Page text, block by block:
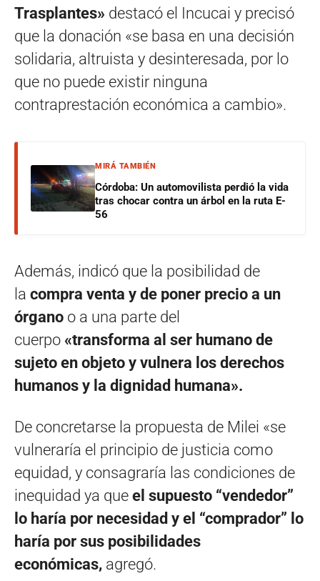
Trasplantes» destacó el Incucai y precisó
que la donación «se basa en una decisión
solidaria, altruista y desinteresada, por lo
que no puede existir ninguna
contraprestación económica a cambio».
MIRÁ TAMBIÉN
Córdoba: Un automovilista perdió la vida
tras chocar contra un árbol en la ruta E-
56
Además, indicó que la posibilidad de
la compra venta y de poner precio a un
órgano o a una parte del
cuerpo «transforma al ser humano de
sujeto en objeto y vulnera los derechos
humanos y la dignidad humana».
De concretarse la propuesta de Milei «se
vulneraría el principio de justicia como
equidad, y consagraría las condiciones de
inequidad ya que el supuesto “vendedor”
lo haría por necesidad y el “comprador” lo
haría por sus posibilidades
económicas, agregó.